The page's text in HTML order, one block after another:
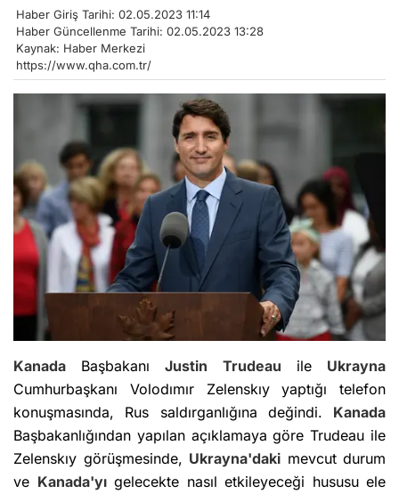
Haber Giriş Tarihi: 02.05.2023 11:14
Haber Güncellenme Tarihi: 02.05.2023 13:28
Kaynak: Haber Merkezi
https://www.qha.com.tr/
Kanada BaşbakanıJustin Trudeau ile Ukrayna
Cumhurbaşkanı Volodımır Zelenskıy yaptığı telefon
konuşmasında, Rus saldırganlığına değindi. Kanada
Başbakanlığından yapılan açıklamaya göre Trudeau ile
Zelenskıy görüşmesinde, Ukrayna'daki mevcut durum
ve Kanada'yıgelecekte nasıl etkileyeceği hususu ele